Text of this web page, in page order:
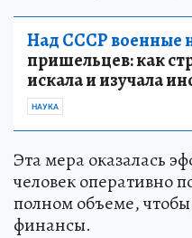
Над СССР военные
пришельцев: как
искала и изучала
НАУКА
Эта мера оказалась
человек оперативно
полном объеме, чтобы
финансы.